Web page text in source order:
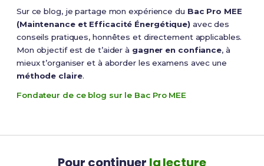
Sur ce blog, je partage mon expérience du Bac Pro MEE
(Maintenance et Efficacité Énergétique) avec des
conseils pratiques, honnêtes et directement applicables.
Mon objectif est de t’aider à gagner en confiance, à
mieux t’organiser et à aborder les examens avec une
méthode claire.
Fondateur de ce blog sur le Bac Pro MEE